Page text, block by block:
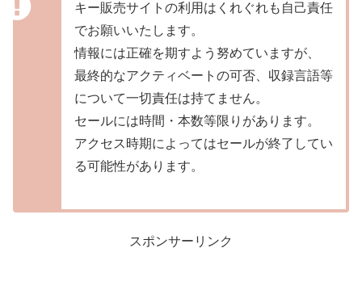
キー販売サイトの利用はくれぐれも自己責任
でお願いいたします。
情報には正確を期すよう努めていますが、
最終的なアクティベートの可否、収録言語等
について一切責任は持てません。
セールには時間・本数等限りがあります。
アクセス時期によってはセールが終了してい
る可能性があります。
スポンサーリンク